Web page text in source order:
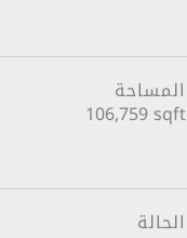
المساحة
106,759 sqft
الحالة